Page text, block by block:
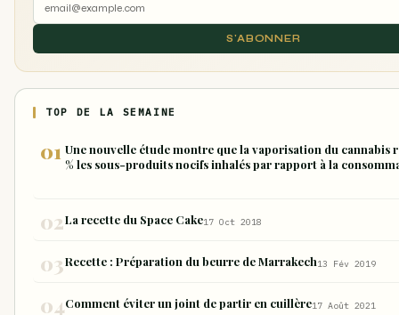
S'ABONNER
TOP DE LA SEMAINE
Une nouvelle étude montre que la vaporisation du cannabis
% les sous-produits nocifs inhalés par rapport à la
La recette du Space Cake17 Oct 2018
Recette : Préparation du beurre de Marrakech13 Fév 2019
Comment éviter un joint de partir en cuillère17 Août 2021